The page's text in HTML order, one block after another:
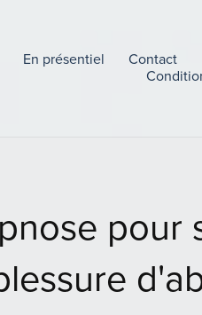
En présentiel Contact
pour